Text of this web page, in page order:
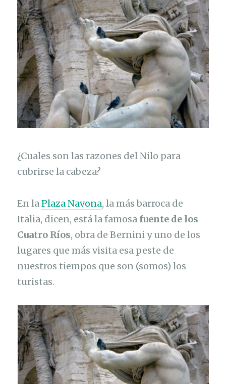
¿Cuales son las razones del Nilo para
cubrirse la cabeza?
En laPlaza Navona, la más barroca de
Italia, dicen, está la famosa fuente de los
Cuatro Ríos, obra de Bernini y uno de los
lugares que más visita esa peste de
nuestros tiempos que son (somos) los
turistas.